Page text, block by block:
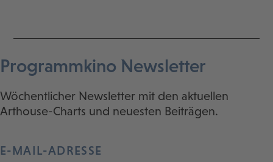
Programmkino Newsletter
Wöchentlicher Newsletter mit den aktuellen
Arthouse-Charts und neuesten Beiträgen.
E-MAIL-ADRESSE